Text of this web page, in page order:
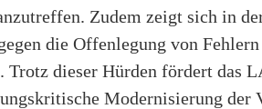
Zudem zeigt sich in
die Offenlegung von
Trotz dieser Hürden fördert das
Modernisierung der